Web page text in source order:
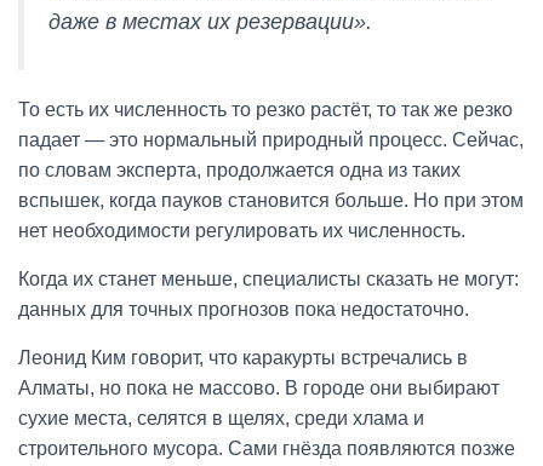
даже в местах их резервации».
То есть их численность то резко растёт, то так же резко
падает — это нормальный природный процесс. Сейчас,
по словам эксперта, продолжается одна из таких
вспышек, когда пауков становится больше. Но при этом
нет необходимости регулировать их численность.
Когда их станет меньше, специалисты сказать не могут:
данных для точных прогнозов пока недостаточно.
Леонид Ким говорит, что каракурты встречались в
Алматы, но пока не массово. В городе они выбирают
сухие места, селятся в щелях, среди хлама и
строительного мусора. Сами гнёзда появляются позже